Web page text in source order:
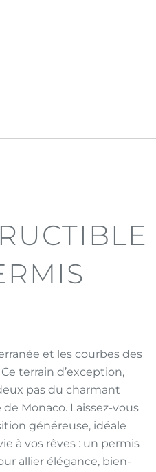
et les courbes des
terrain d’exception,
pas du charmant
Monaco. Laissez-vous
généreuse, idéale
à vos rêves : un permis
allier élégance, bien-